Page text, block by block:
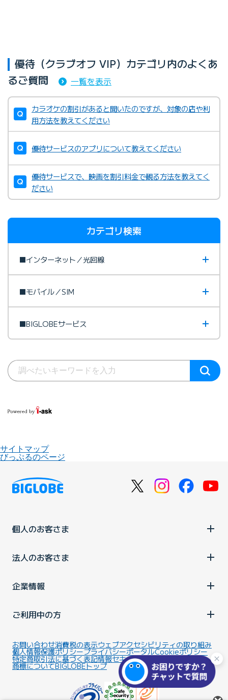
優待（クラブオフ VIP）カテゴリ内のよくあ
るご質問
一覧を表示
カラオケの割引があると聞いたのですが、対象の店や利
用方法を教えてください
優待サービスのアプリについて教えてください
優待サービスで、映画を割引料金で観る方法を教えてく
ださい
カテゴリ検索
■インターネット／光回線
■モバイル／SIM
■BIGLOBEサービス
サイトマップ
びっぷるのページ
個人のお客さま
法人のお客さま
企業情報
ご利用中の方
お問い合わせ消費税の表示ウェブアクセシビリティの取り組み
個人情報保護ポリシープライバシーポータルCookieポリシー
特定商取引法に基づく表記情報セキュリティ基本方針
商標についてBIGLOBEトップ